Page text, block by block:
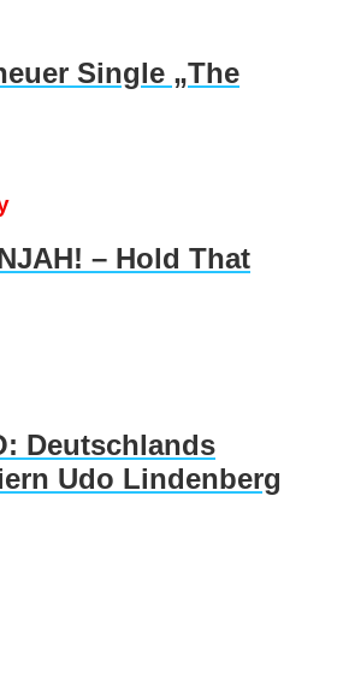
Single „The
– Hold That
Deutschlands
Udo Lindenberg